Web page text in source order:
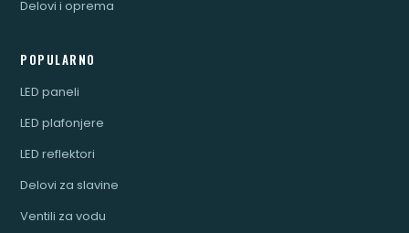
Delovi i oprema
POPULARNO
LED paneli
LED plafonjere
LED reflektori
Delovi za slavine
Ventili za vodu